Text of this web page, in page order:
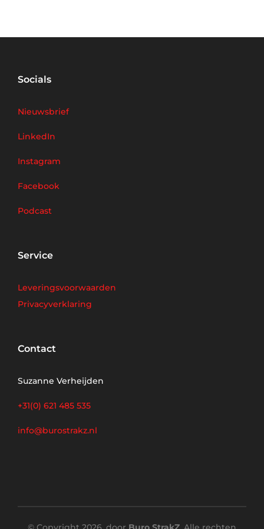
Socials
Nieuwsbrief
LinkedIn
Instagram
Facebook
Podcast
Service
Leveringsvoorwaarden
Privacyverklaring
Contact
Suzanne Verheijden
+31(0) 621 485 535
info@burostrakz.nl